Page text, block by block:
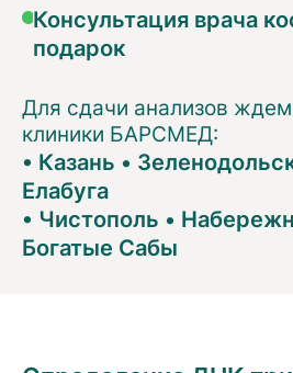
Консультация врача
подарок
Для сдачи анализов
клиники БАРСМЕД:
• Казань •
Елабуга
• Чистополь •
Богатые Сабы